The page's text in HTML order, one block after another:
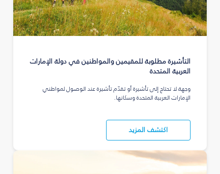
التأشيرة مطلوبة للمقيمين والمواطنين في دولة الإمارات
العربية المتحدة
وجهة لا تحتاج إلى تأشيرة أو تقدّم تأشيرة عند الوصول لمواطني
الإمارات العربية المتحدة وسكانها.
اكتشف المزيد